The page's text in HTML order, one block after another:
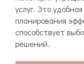
услуг. Это
планирования
способствует
решений.